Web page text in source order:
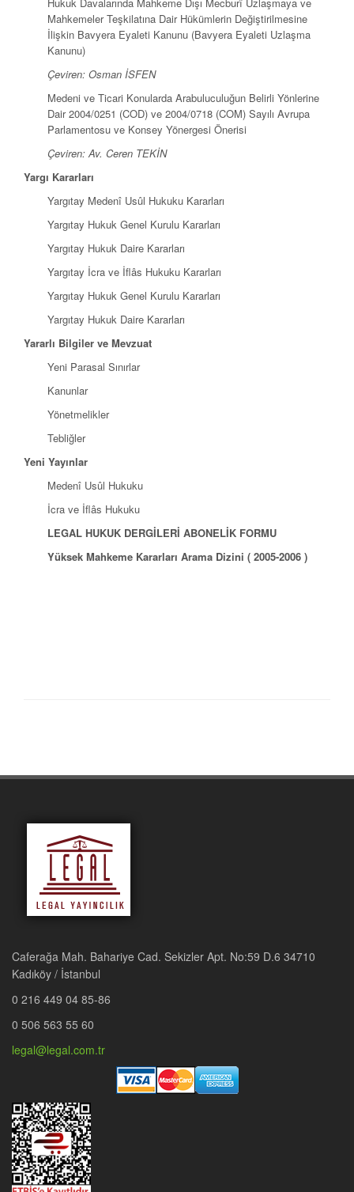
Mahkemeler Teşkilatına Dair Hükümlerin Değiştirilmesine
İlişkin Bavyera Eyaleti Kanunu (Bavyera Eyaleti Uzlaşma
Kanunu)
Çeviren: Osman İSFEN
Medeni ve Ticari Konularda Arabuluculuğun Belirli Yönlerine
Dair 2004/0251 (COD) ve 2004/0718 (COM) Sayılı Avrupa
Parlamentosu ve Konsey Yönergesi Önerisi
Çeviren: Av. Ceren TEKİN
Yargı Kararları
Yargıtay Medenî Usûl Hukuku Kararları
Yargıtay Hukuk Genel Kurulu Kararları
Yargıtay Hukuk Daire Kararları
Yargıtay İcra ve İflâs Hukuku Kararları
Yargıtay Hukuk Genel Kurulu Kararları
Yargıtay Hukuk Daire Kararları
Yararlı Bilgiler ve Mevzuat
Yeni Parasal Sınırlar
Kanunlar
Yönetmelikler
Tebliğler
Yeni Yayınlar
Medenî Usûl Hukuku
İcra ve İflâs Hukuku
LEGAL HUKUK DERGİLERİ ABONELİK FORMU
Yüksek Mahkeme Kararları Arama Dizini ( 2005-2006 )
Caferağa Mah. Bahariye Cad. Sekizler Apt. No:59 D.6 34710
Kadıköy / İstanbul
0 216 449 04 85-86
0 506 563 55 60
legal@legal.com.tr